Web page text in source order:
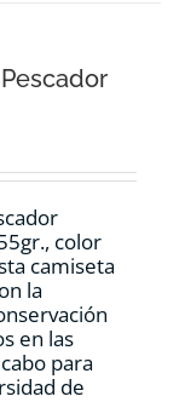
color
camiseta
la
en las
para
de